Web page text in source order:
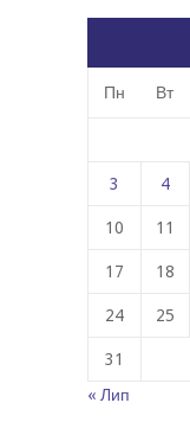
Пн Вт
3 4
10 11
17 18
24 25
31
« Лип